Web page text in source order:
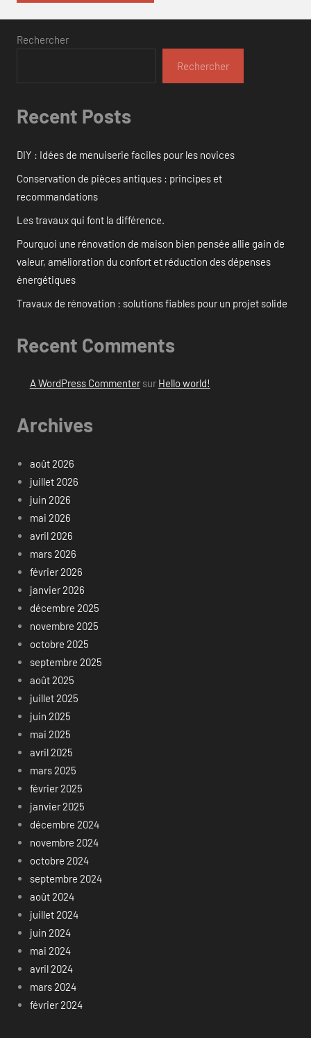
Rechercher
Rechercher
Recent Posts
DIY : Idées de menuiserie faciles pour les novices
Conservation de pièces antiques : principes et
recommandations
Les travaux qui font la différence.
Pourquoi une rénovation de maison bien pensée allie gain de
valeur, amélioration du confort et réduction des dépenses
énergétiques
Travaux de rénovation : solutions fiables pour un projet solide
Recent Comments
A WordPress Commentersur Hello world!
Archives
août 2026
juillet 2026
juin 2026
mai 2026
avril 2026
mars 2026
février 2026
janvier 2026
décembre 2025
novembre 2025
octobre 2025
septembre 2025
août 2025
juillet 2025
juin 2025
mai 2025
avril 2025
mars 2025
février 2025
janvier 2025
décembre 2024
novembre 2024
octobre 2024
septembre 2024
août 2024
juillet 2024
juin 2024
mai 2024
avril 2024
mars 2024
février 2024